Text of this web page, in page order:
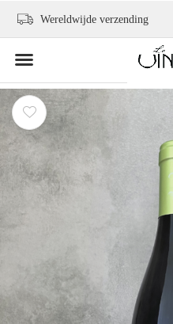
Wereldwijde verzending